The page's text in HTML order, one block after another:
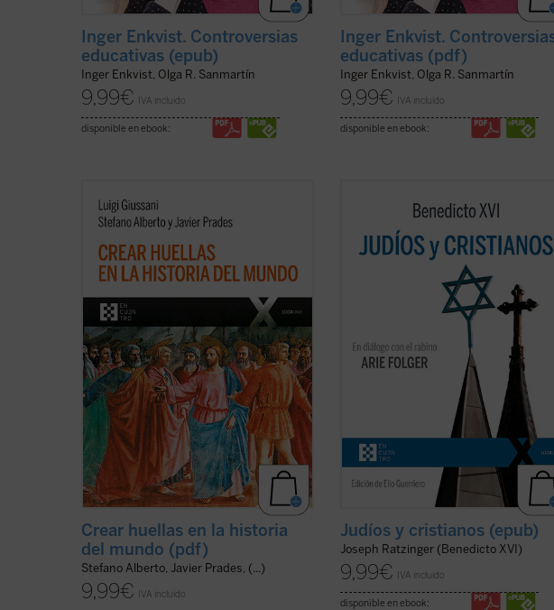
Inger Enkvist. Controversias
educativas (epub)
Inger Enkvist, Olga R. Sanmartín
9,99€ IVA incluido
disponible en ebook:
Inger Enkvist.
educativas (pdf)
Inger Enkvist, Olga R. Sanmartín
9,99€ IVA incluido
disponible en ebook:
La clave de bóveda del presente libro es
el descubrimiento del sentido profundo
imprevisto e imprevisible: el anuncio de
que el Misterio se ha hecho hombre en
es ...(ver ficha)
Crear huellas en la historia
del mundo (pdf)
Stefano Alberto, Javier Prades, (...)
9,99€ IVA incluido
Los protagonistas de este libro son un
resuenan como un eco de un mundo
lejano y un joven rabino que vive en la
Viena cada vez más secular y dispersiva
del siglo XXI. Es una apasionante
sucesión de escritos, ...(ver ficha)
Judíos y cristianos (epub)
Joseph Ratzinger (Benedicto XVI)
9,99€ IVA incluido
disponible en ebook: